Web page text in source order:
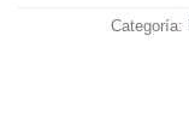
Categoría: